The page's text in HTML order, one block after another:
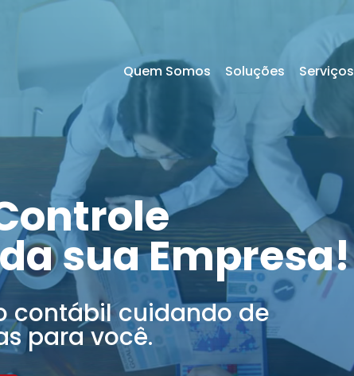
Quem Somos Soluções Serviços
sua Empresa!
contábil cuidando de
para você.